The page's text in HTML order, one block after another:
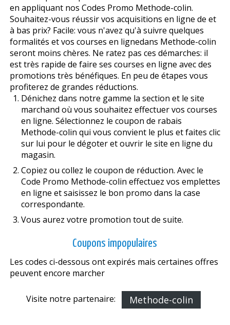
en appliquant nos Codes Promo Methode-colin.
Souhaitez-vous réussir vos acquisitions en ligne de et
à bas prix? Facile: vous n'avez qu'à suivre quelques
formalités et vos courses en lignedans Methode-colin
seront moins chères. Ne ratez pas ces démarches: il
est très rapide de faire ses courses en ligne avec des
promotions très bénéfiques. En peu de étapes vous
profiterez de grandes réductions.
Dénichez dans notre gamme la section et le site
marchand où vous souhaitez effectuer vos courses
en ligne. Sélectionnez le coupon de rabais
Methode-colin qui vous convient le plus et faites clic
sur lui pour le dégoter et ouvrir le site en ligne du
magasin.
Copiez ou collez le coupon de réduction. Avec le
Code Promo Methode-colin effectuez vos emplettes
en ligne et saisissez le bon promo dans la case
correspondante.
Vous aurez votre promotion tout de suite.
Coupons impopulaires
Les codes ci-dessous ont expirés mais certaines offres
peuvent encore marcher
Visite notre partenaire: Methode-colin